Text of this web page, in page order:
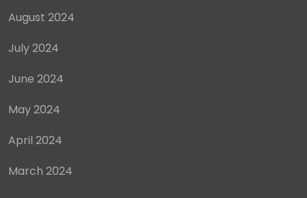
April 2024
March 2024
PAGES
Home
Privacy Policy